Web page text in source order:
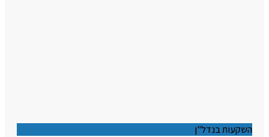
השקעות בנדל"ן